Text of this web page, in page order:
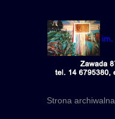
Strona archiwalna